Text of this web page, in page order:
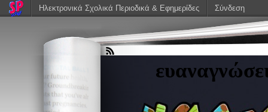
Ηλεκτρονικά Σχολικά Περιοδικά & Εφημερίδες Σύνδεση